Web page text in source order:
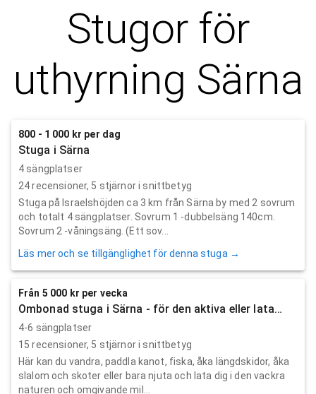
Stugor för
uthyrning Särna
800 - 1 000 kr per dag
Stuga i Särna
4 sängplatser
24recensioner, 5 stjärnor i snittbetyg
Stuga på Israelshöjden ca 3 km från Särna by med 2 sovrum
och totalt 4 sängplatser. Sovrum 1 -dubbelsäng 140cm.
Sovrum 2 -våningsäng. (Ett sov...
Läs mer och se tillgänglighet för denna stuga →
Från 5 000 kr per vecka
Ombonad stuga i Särna - för den aktiva eller lata…
4-6 sängplatser
15 recensioner, 5 stjärnor i snittbetyg
Här kan du vandra, paddla kanot, fiska, åka längdskidor, åka
slalom och skoter eller bara njuta och lata dig i den vackra
naturen och omgivande mil...